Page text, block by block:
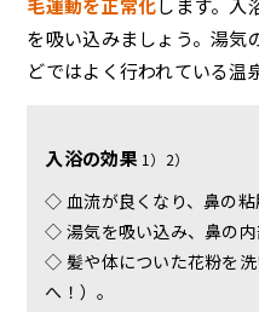
毛運動を正常化します。入
を吸い込みましょう。湯気
どではよく行われている温
入浴の効果 1）2）
◇ 血流が良くなり、鼻の粘
◇ 湯気を吸い込み、鼻の内
◇ 髪や体についた花粉を
へ！）。